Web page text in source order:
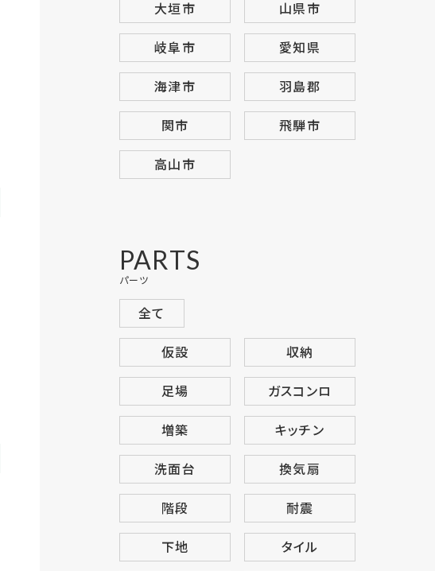
大垣市 山県市
岐阜市 愛知県
海津市 羽島郡
関市 飛騨市
高山市
PARTS
パーツ
全て
仮設 収納
足場 ガスコンロ
増築 キッチン
洗面台 換気扇
階段 耐震
下地 タイル